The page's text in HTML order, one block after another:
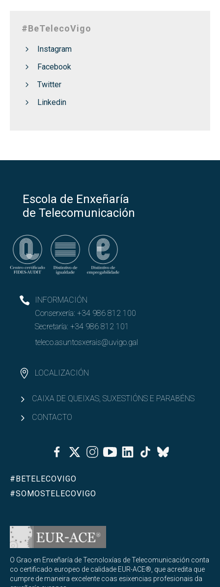
#BeTelecoVigo
Instagram
Facebook
Twitter
Linkedin
Escola de Enxeñaría
de Telecomunicación
INFORMACIÓN
Conserxería: +34 986 812 100
Secretaría: +34 986 812 101
teleco.asuntosxerais@uvigo.gal
LOCALIZACIÓN
CAIXA DE QUEIXAS, SUXESTIÓNS E PARABÉNS
CONTACTO
FacebookTwitterInstagramYoutubeLinkedinTiktok
Bluesky
#BETELECOVIGO
#SOMOSTELECOVIGO
O Grao en Enxeñaría de Tecnoloxías de Telecomunicación conta
co certificado europeo de calidade EUR-ACE®, que acredita que
cumpre de maneira excelente coas esixencias profesionais da